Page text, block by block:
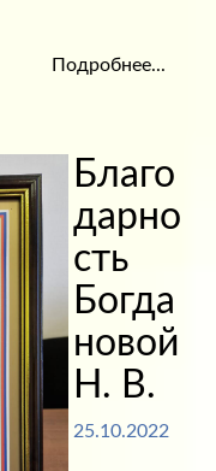
Подробнее...
Благо
дарно
сть
Богда
новой
Н. В.
25.10.2022